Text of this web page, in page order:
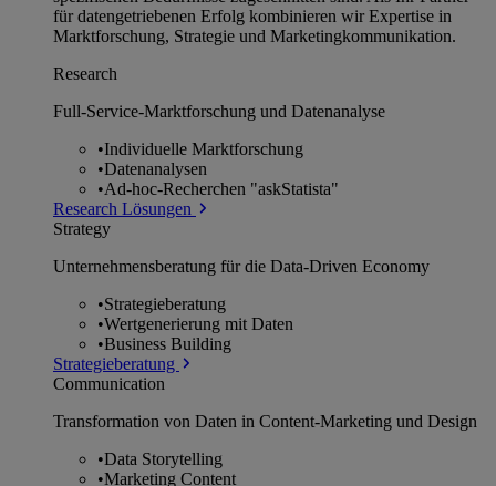
für datengetriebenen Erfolg kombinieren wir Expertise in
Marktforschung, Strategie und Marketingkommunikation.
Research
Full-Service-Marktforschung und Datenanalyse
•Individuelle Marktforschung
•Datenanalysen
•Ad-hoc-Recherchen "askStatista"
Research Lösungen
Strategy
Unternehmens­beratung für die Data-Driven Economy
•Strategieberatung
•Wertgenerierung mit Daten
•Business Building
Strategieberatung
Communication
Transformation von Daten in Content-Marketing und Design
•Data Storytelling
•Marketing Content